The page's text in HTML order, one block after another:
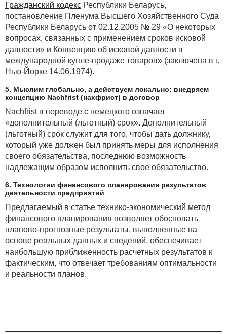
Гражданский кодекс Республики Беларусь,
постановление Пленума Высшего Хозяйственного Суда
Республики Беларусь от 02.12.2005 № 29 «О некоторых
вопросах, связанных с применением сроков исковой
давности» и Конвенцию об исковой давности в
международной купле-продаже товаров» (заключена в г.
Нью-Йорке 14.06.1974).
5. Мыслим глобально, а действуем локально: внедряем
концепцию Nachfrist (нахфрист) в договор
Nachfrist в переводе с немецкого означает
«дополнительный (льготный) срок». Дополнительный
(льготный) срок служит для того, чтобы дать должнику,
который уже должен был принять меры для исполнения
своего обязательства, последнюю возможность
надлежащим образом исполнить свое обязательство.
6. Технологии финансового планирования результатов
деятельности предприятий
Предлагаемый в статье технико-экономический метод
финансового планирования позволяет обосновать
планово-прогнозные результаты, выполненные на
основе реальных данных и сведений, обеспечивает
наибольшую приближенность расчетных результатов к
фактическим, что отвечает требованиям оптимальности
и реальности планов.